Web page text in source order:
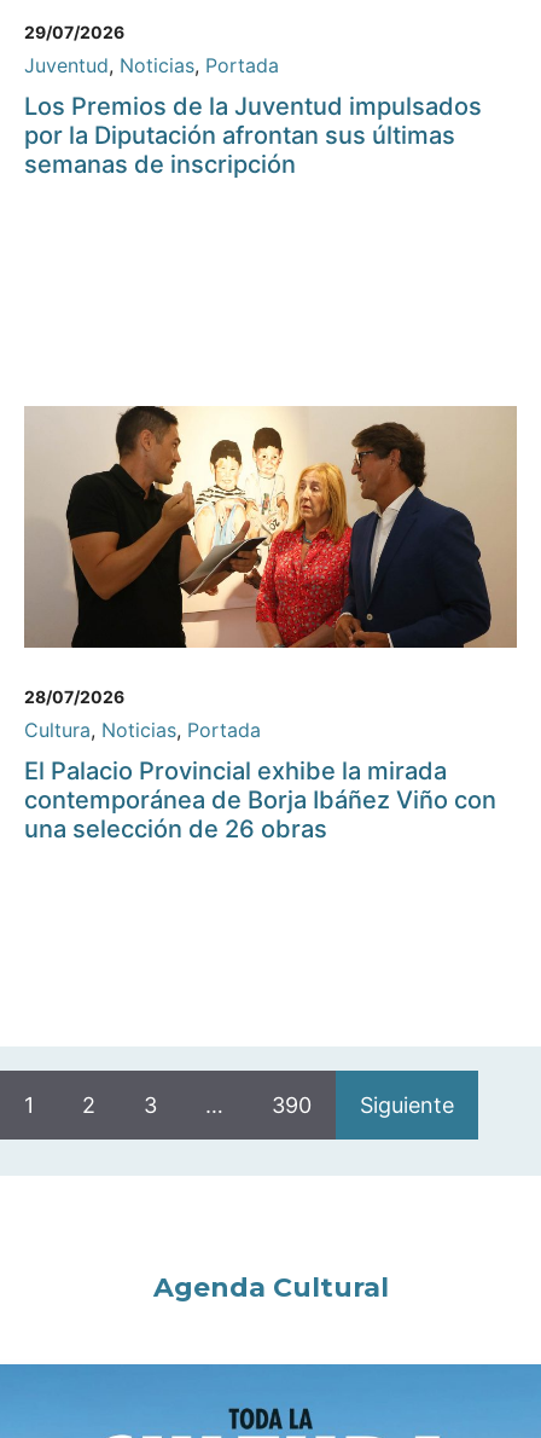
29/07/2026
Juventud, Noticias, Portada
Los Premios de la Juventud impulsados
por la Diputación afrontan sus últimas
semanas de inscripción
28/07/2026
Cultura, Noticias, Portada
El Palacio Provincial exhibe la mirada
contemporánea de Borja Ibáñez Viño con
una selección de 26 obras
1 2 3 … 390 Siguiente
Agenda Cultural